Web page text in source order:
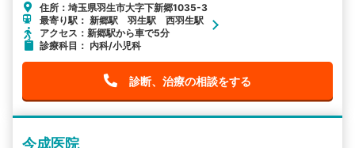
住所：埼玉県羽生市大字下新郷1035-3
最寄り駅： 新郷駅 羽生駅 西羽生駅
アクセス：新郷駅から車で5分
診療科目： 内科/小児科
診断、治療の相談をする
今成医院